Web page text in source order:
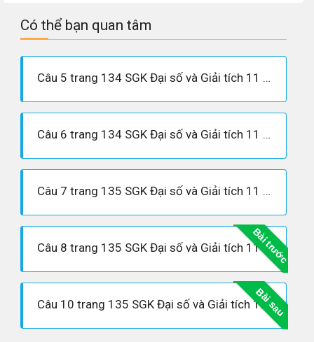
Có thể bạn quan tâm
Câu 5 trang 134 SGK Đại số và Giải tích 11 Nâng cao
Câu 6 trang 134 SGK Đại số và Giải tích 11 Nâng cao
Câu 7 trang 135 SGK Đại số và Giải tích 11 Nâng cao
Bài trước
Câu 8 trang 135 SGK Đại số và Giải tích 11 Nâng cao
Bài sau
Câu 10 trang 135 SGK Đại số và Giải tích 11 Nâng cao